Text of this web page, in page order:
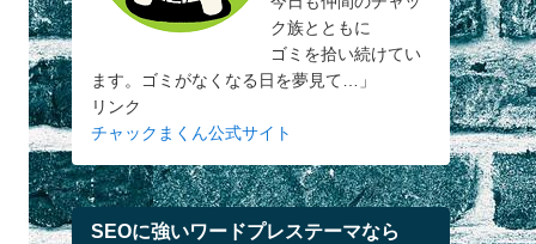
ク族とともに
ゴミを拾い続けてい
ます。ゴミがなくなる日を夢見て…」
リンク
チャックまくん公式サイト
SEOに強いワードプレステーマなら